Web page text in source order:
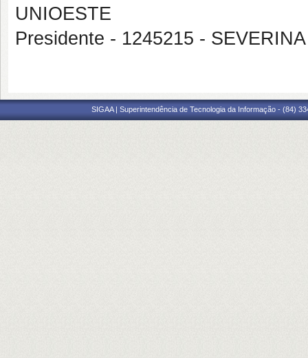
UNIOESTE
Presidente - 1245215 -
SIGAA | Superintendência de Tecnologia da Informação - (84)